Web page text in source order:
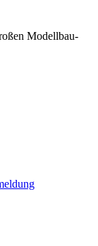
Modellbau-